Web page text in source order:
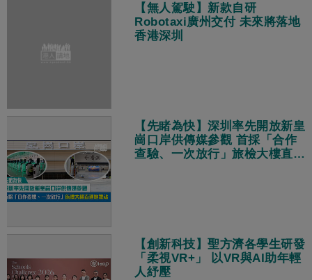
【無人駕駛】新款自研
Robotaxi廣州交付 未來將落地
香港深圳
【先睹為快】深圳率先開放新皇
崗口岸供傳媒參觀 首採「合作
查驗、一次放行」旅檢大樓直連
【創新科技】聖方濟各學生研發
「柔視VR+」 以VR與AI助年輕
人紓壓